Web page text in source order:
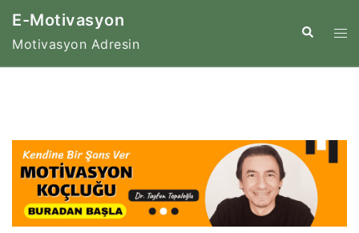
İçeriğe
E-Motivasyon
Motivasyon Adresin
Search